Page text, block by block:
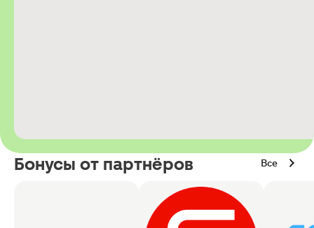
Бонусы от партнёров Все